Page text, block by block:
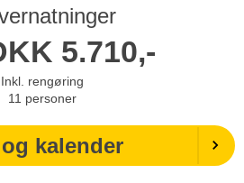
5.710,-
Inkl. rengøring
11 personer
kalender